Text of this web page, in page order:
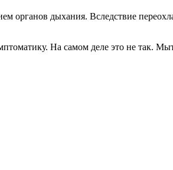
органов дыхания. Вследствие
На самом деле это не так.